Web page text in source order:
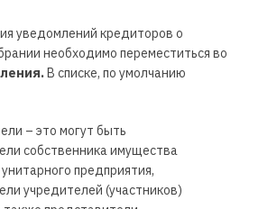
уведомлений кредиторов о
необходимо переместиться во
В списке, по умолчанию
– это могут быть
собственника имущества
предприятия,
учредителей (участников)